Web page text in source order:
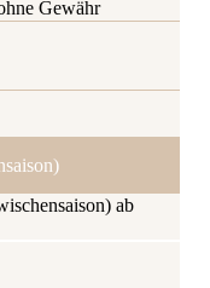
Gewähr
ab